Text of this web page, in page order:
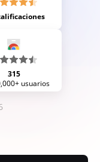
315
usuarios